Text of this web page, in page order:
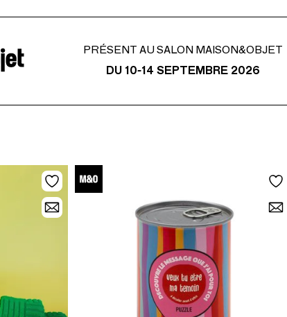
PRÉSENT AU SALON MAISON&OBJET
DU 10-14 SEPTEMBRE 2026